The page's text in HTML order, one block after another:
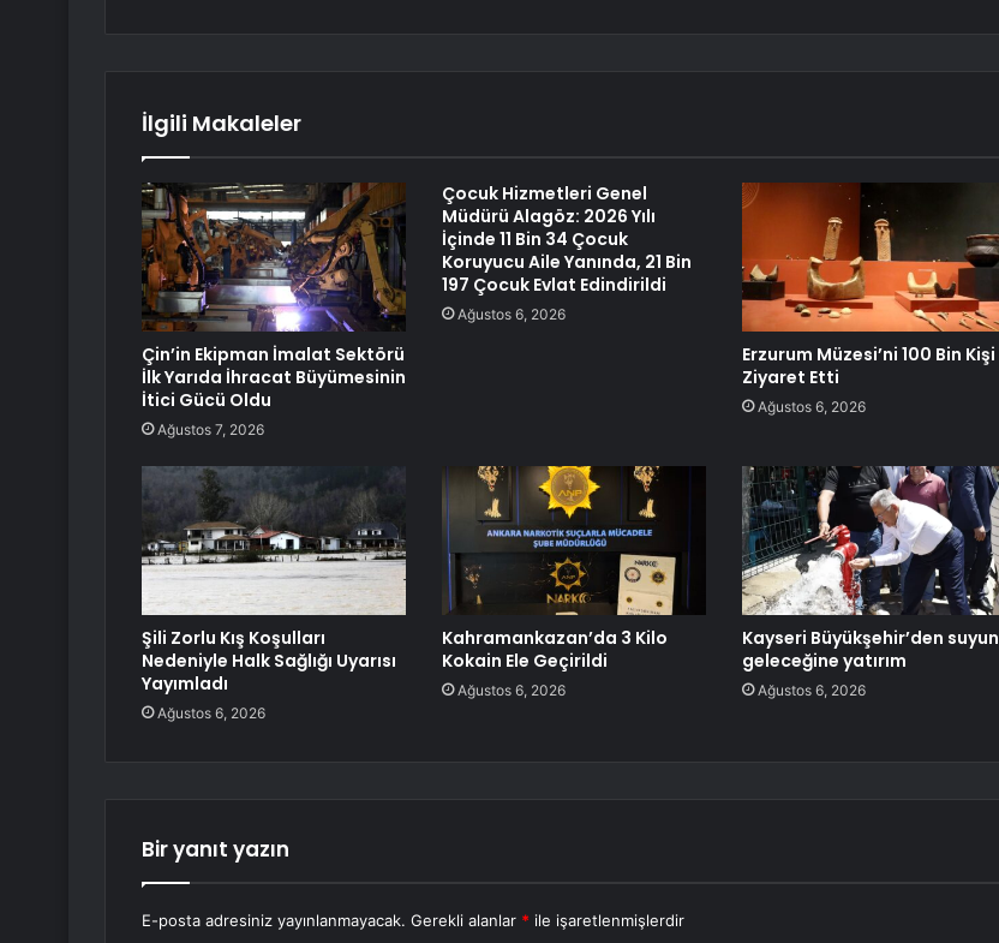
İlgili Makaleler
Çin’in Ekipman İmalat Sektörü
İlk Yarıda İhracat Büyümesinin
İtici Gücü Oldu
Ağustos 7, 2026
Çocuk Hizmetleri Genel
Müdürü Alagöz: 2026 Yılı
İçinde 11 Bin 34 Çocuk
Koruyucu Aile Yanında, 21 Bin
197 Çocuk Evlat Edindirildi
Ağustos 6, 2026
Erzurum Müzesi’ni 100 Bin Kişi
Ziyaret Etti
Ağustos 6, 2026
Şili Zorlu Kış Koşulları
Nedeniyle Halk Sağlığı Uyarısı
Yayımladı
Ağustos 6, 2026
Kahramankazan’da 3 Kilo
Kokain Ele Geçirildi
Ağustos 6, 2026
Kayseri Büyükşehir’den suyun
geleceğine yatırım
Ağustos 6, 2026
Bir yanıt yazın
E-posta adresiniz yayınlanmayacak. Gerekli alanlar * ile işaretlenmişlerdir